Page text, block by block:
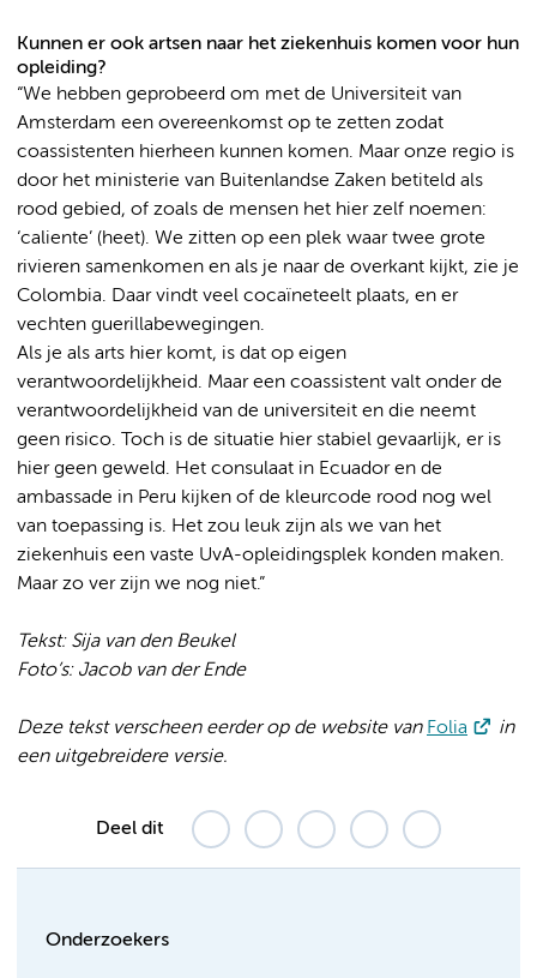
Kunnen er ook artsen naar het ziekenhuis komen voor hun
opleiding?
“We hebben geprobeerd om met de Universiteit van
Amsterdam een overeenkomst op te zetten zodat
coassistenten hierheen kunnen komen. Maar onze regio is
door het ministerie van Buitenlandse Zaken betiteld als
rood gebied, of zoals de mensen het hier zelf noemen:
‘caliente’ (heet). We zitten op een plek waar twee grote
rivieren samenkomen en als je naar de overkant kijkt, zie je
Colombia. Daar vindt veel cocaïneteelt plaats, en er
vechten guerillabewegingen.
Als je als arts hier komt, is dat op eigen
verantwoordelijkheid. Maar een coassistent valt onder de
verantwoordelijkheid van de universiteit en die neemt
geen risico. Toch is de situatie hier stabiel gevaarlijk, er is
hier geen geweld. Het consulaat in Ecuador en de
ambassade in Peru kijken of de kleurcode rood nog wel
van toepassing is. Het zou leuk zijn als we van het
ziekenhuis een vaste UvA-opleidingsplek konden maken.
Maar zo ver zijn we nog niet.”
Tekst: Sija van den Beukel
Foto’s: Jacob van der Ende
Deze tekst verscheen eerder op de website van Folia
in
een uitgebreidere versie.
Deel dit
Onderzoekers